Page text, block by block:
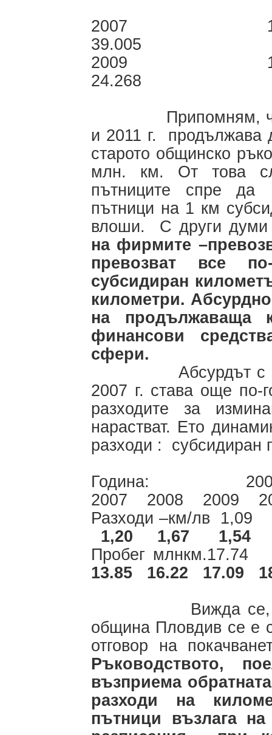
Припомням, че
и 2011 г. продължава
старото общинско
млн. км. От това
пътниците спре да
пътници на 1 км
влоши. С други
на фирмите
превозват все
субсидиран
километри.
на продължаваща
финансови
сфери.
Абсурдът с
2007 г. става още по-
разходите за
нарастват. Ето
разходи : субсидиран
Година: 2001
2007 2008 2009
Разходи –км/лв
1,20 1,67 1,54
Пробег
13.85 16.22 17.09
Вижда се, че до
община Пловдив се е
отговор на
Ръководството,
възприема
разходи на
пътници
възлага